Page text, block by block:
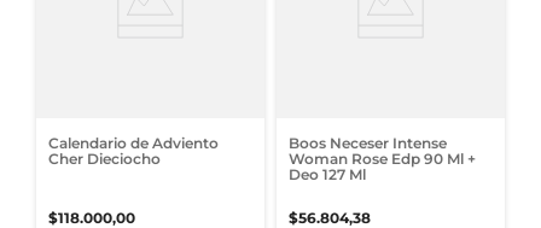
Calendario de Adviento
Cher Dieciocho
$118.000,00
Boos Neceser Intense
Woman Rose Edp 90 Ml +
Deo 127 Ml
$56.804,38